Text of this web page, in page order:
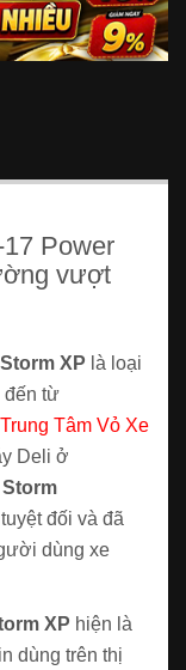
Power
vượt
XP là loại
đến từ
Trung Tâm Vỏ Xe
Deli ở
đối và đã
dùng xe
XP hiện là
dùng trên thị